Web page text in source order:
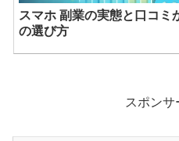
スマホ 副業の実態と口コミ
の選び方
スポンサ